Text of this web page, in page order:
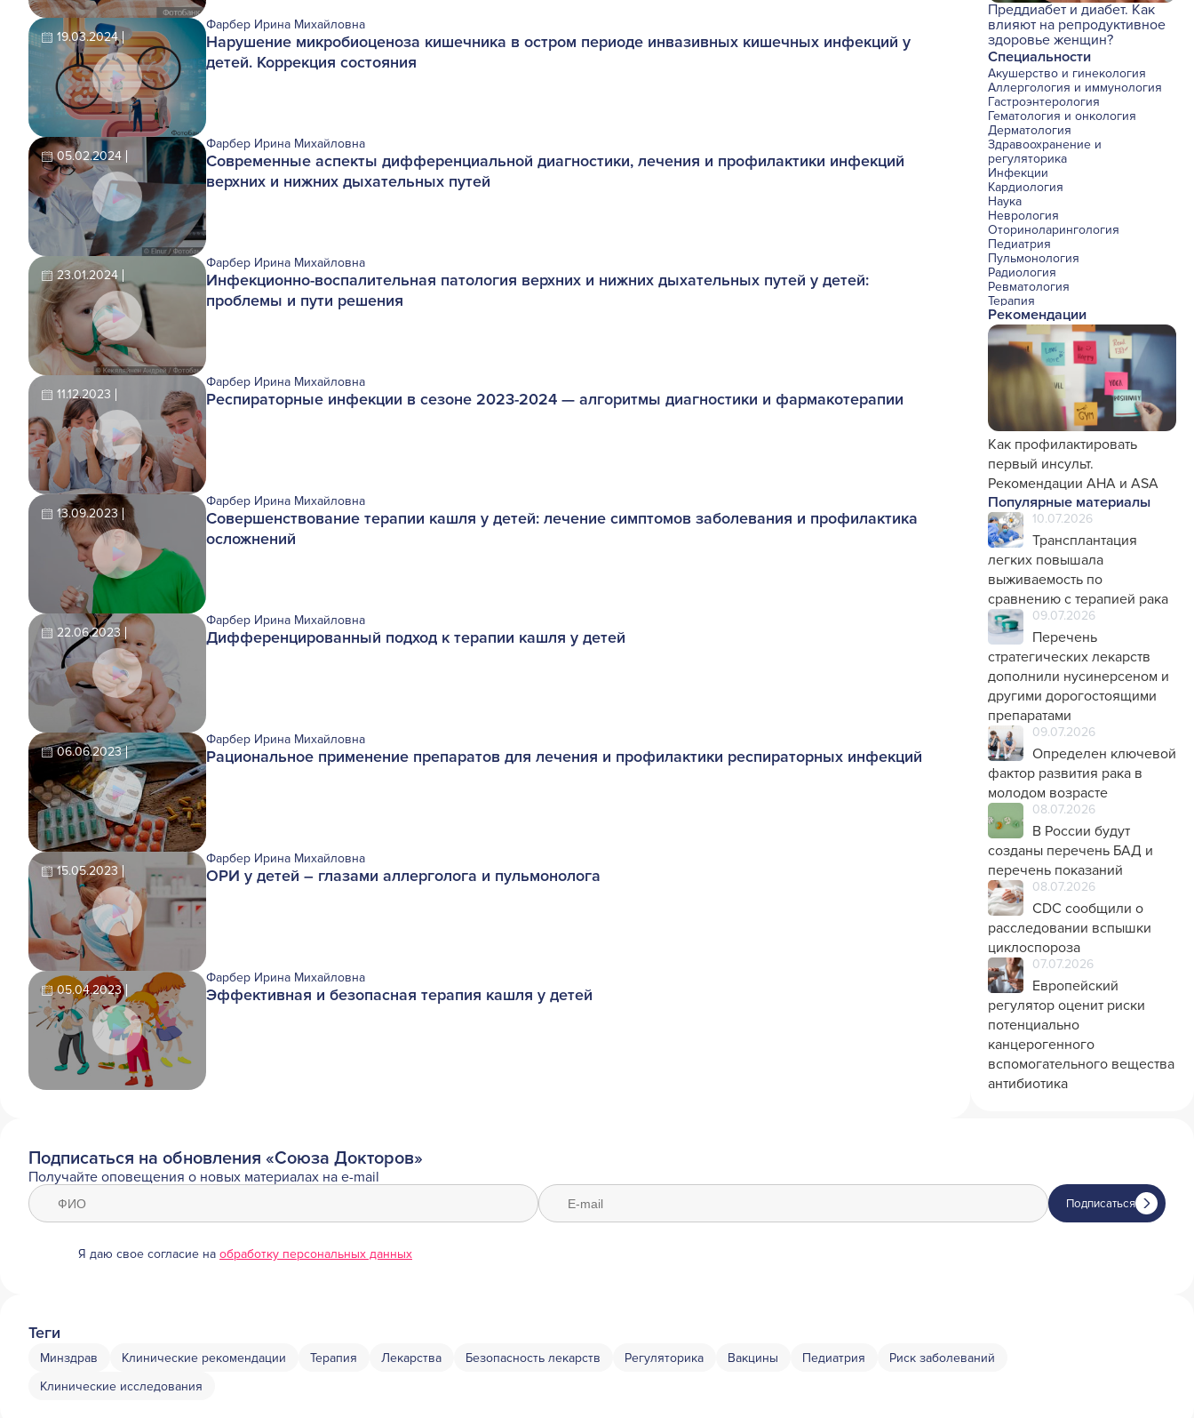
19.03.2024
Нарушение микробиоценоза кишечника в остром периоде инвазивных кишечных инфекций у
детей. Коррекция состояния
Фарбер Ирина Михайловна
05.02.2024
Современные аспекты дифференциальной диагностики, лечения и профилактики инфекций
верхних и нижних дыхательных путей
Фарбер Ирина Михайловна
23.01.2024
Инфекционно-воспалительная патология верхних и нижних дыхательных путей у детей:
проблемы и пути решения
Фарбер Ирина Михайловна
11.12.2023 Респираторные инфекции в сезоне 2023-2024 — алгоритмы диагностики и фармакотерапии
Фарбер Ирина Михайловна
13.09.2023
Совершенствование терапии кашля у детей: лечение симптомов заболевания и профилактика
осложнений
Фарбер Ирина Михайловна
22.06.2023 Дифференцированный подход к терапии кашля у детей
Фарбер Ирина Михайловна
06.06.2023 Рациональное применение препаратов для лечения и профилактики респираторных инфекций
Фарбер Ирина Михайловна
15.05.2023 ОРИ у детей – глазами аллерголога и пульмонолога
Фарбер Ирина Михайловна
05.04.2023 Эффективная и безопасная терапия кашля у детей
Фарбер Ирина Михайловна
Преддиабет и диабет. Как
влияют на репродуктивное
здоровье женщин?
Специальности
Акушерство и гинекология
Аллергология и иммунология
Гастроэнтерология
Гематология и онкология
Дерматология
Здравоохранение и
регуляторика
Инфекции
Кардиология
Наука
Неврология
Оториноларингология
Педиатрия
Пульмонология
Радиология
Ревматология
Терапия
Урология и нефрология
Фармакология
Хирургия с реаниматологией
Эндокринология
Психиатрия
Офтальмология
Эндоскопия
Стоматология
Травматология и ортопедия
Генетика
Фтизиатрия
Рекомендации
Как профилактировать
первый инсульт.
Рекомендации AHA и ASA
Популярные материалы
10.07.2026
Трансплантация
легких повышала
выживаемость по
сравнению с терапией рака
09.07.2026
Перечень
стратегических лекарств
дополнили нусинерсеном и
другими дорогостоящими
препаратами
09.07.2026
Определен ключевой
фактор развития рака в
молодом возрасте
08.07.2026
В России будут
созданы перечень БАД и
перечень показаний
08.07.2026
CDC сообщили о
расследовании вспышки
циклоспороза
07.07.2026
Европейский
регулятор оценит риски
потенциально
канцерогенного
вспомогательного вещества
антибиотика
Подписаться на обновления «Союза Докторов»
Получайте оповещения о новых материалах на e-mail
Я даю свое согласие на обработку персональных данных
Подписаться
Теги
Минздрав Клинические рекомендации Терапия Лекарства Безопасность лекарств Регуляторика Вакцины Педиатрия
Риск заболеваний
Клинические исследования